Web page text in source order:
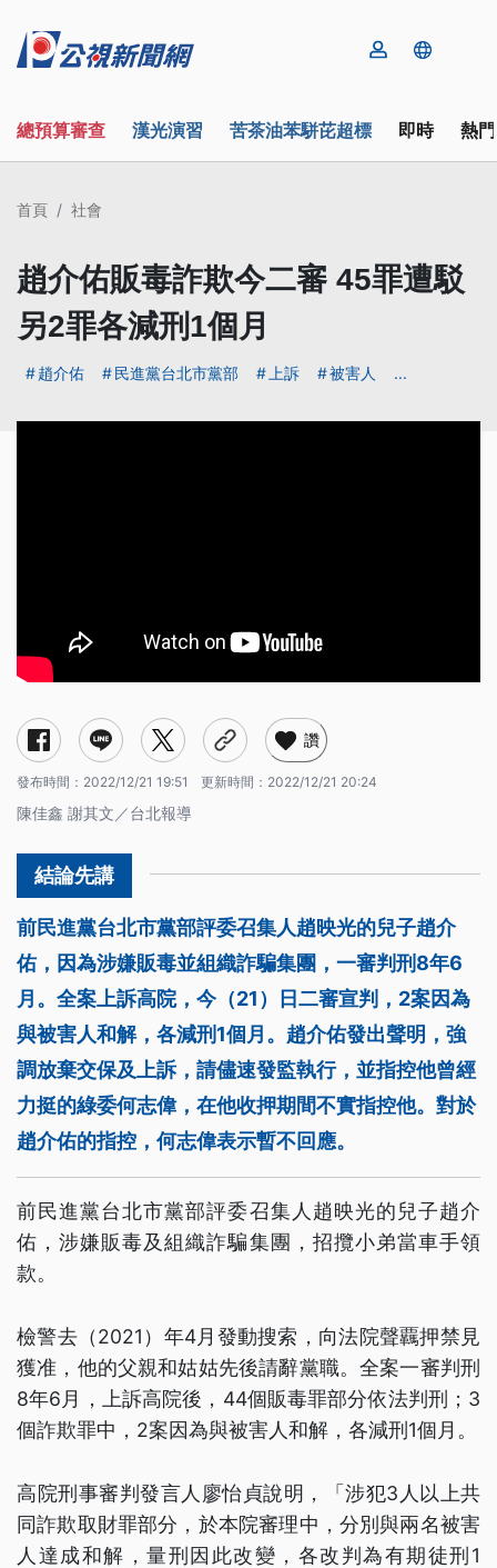
總預算審查 漢光演習 苦茶油苯駢芘超標 即時 熱
首頁 社會
趙介佑販毒詐欺今二審 45罪遭駁
另2罪各減刑1個月
趙介佑 民進黨台北市黨部 上訴 被害人 ...
讚
發布時間： 2022/12/21 19:51 更新時間： 2022/12/21 20:24
陳佳鑫 謝其文／台北報導
前民進黨台北市黨部評委召集人趙映光的兒子趙介
佑，因為涉嫌販毒並組織詐騙集團，一審判刑8年6
月。全案上訴高院，今（21）日二審宣判，2案因為
與被害人和解，各減刑1個月。趙介佑發出聲明，強
調放棄交保及上訴，請儘速發監執行，並指控他曾經
力挺的綠委何志偉，在他收押期間不實指控他。對於
趙介佑的指控，何志偉表示暫不回應。
前民進黨台北市黨部評委召集人趙映光的兒子趙介
佑，涉嫌販毒及組織詐騙集團，招攬小弟當車手領
款。
檢警去（2021）年4月發動搜索，向法院聲覊押禁見
獲准，他的父親和姑姑先後請辭黨職。全案一審判刑
8年6月，上訴高院後，44個販毒罪部分依法判刑；3
個詐欺罪中，2案因為與被害人和解，各減刑1個月。
高院刑事審判發言人廖怡貞說明，「涉犯3人以上共
同詐欺取財罪部分，於本院審理中，分別與兩名被害
人達成和解，量刑因此改變，各改判為有期徒刑1